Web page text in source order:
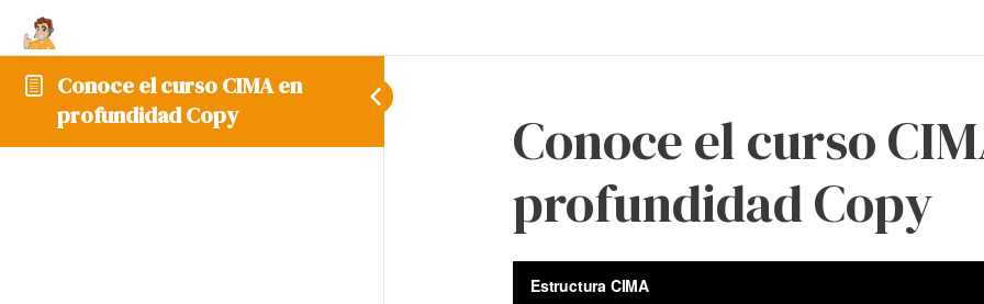
Conoce el curso CIMA en
profundidad Copy
Conoce el curso
profundidad Copy